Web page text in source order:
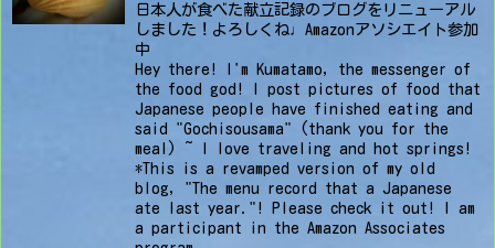
日本人が食べた献立記録のブログをリニューアル
しました！よろしくね♩Amazonアソシエイト参加
中
Hey there! I'm Kumatamo, the messenger of
the food god! I post pictures of food that
Japanese people have finished eating and
said "Gochisousama" (thank you for the
meal) ~ I love traveling and hot springs!
*This is a revamped version of my old
blog, "The menu record that a Japanese
ate last year."! Please check it out! I am
a participant in the Amazon Associates